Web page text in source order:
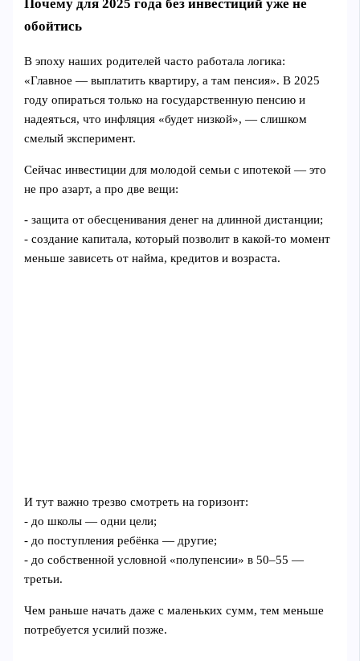
Почему для 2025 года без инвестиций уже не
обойтись
В эпоху наших родителей часто работала логика:
«Главное — выплатить квартиру, а там пенсия». В 2025
году опираться только на государственную пенсию и
надеяться, что инфляция «будет низкой», — слишком
смелый эксперимент.
Сейчас инвестиции для молодой семьи с ипотекой — это
не про азарт, а про две вещи:
- защита от обесценивания денег на длинной дистанции;
- создание капитала, который позволит в какой‑то момент
меньше зависеть от найма, кредитов и возраста.
И тут важно трезво смотреть на горизонт:
- до школы — одни цели;
- до поступления ребёнка — другие;
- до собственной условной «полупенсии» в 50–55 —
третьи.
Чем раньше начать даже с маленьких сумм, тем меньше
потребуется усилий позже.